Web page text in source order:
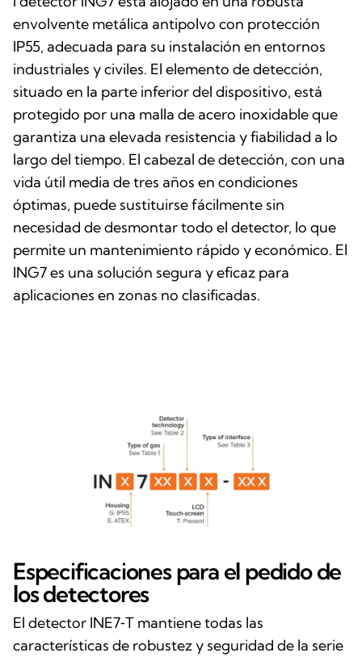
envolvente metálica antipolvo con protección
IP55, adecuada para su instalación en entornos
industriales y civiles. El elemento de detección,
situado en la parte inferior del dispositivo, está
protegido por una malla de acero inoxidable que
garantiza una elevada resistencia y fiabilidad a lo
largo del tiempo. El cabezal de detección, con una
vida útil media de tres años en condiciones
óptimas, puede sustituirse fácilmente sin
necesidad de desmontar todo el detector, lo que
permite un mantenimiento rápido y económico. El
ING7 es una solución segura y eficaz para
aplicaciones en zonas no clasificadas.
Especificaciones para el pedido de
los detectores
El detector INE7‑T mantiene todas las
características de robustez y seguridad de la serie